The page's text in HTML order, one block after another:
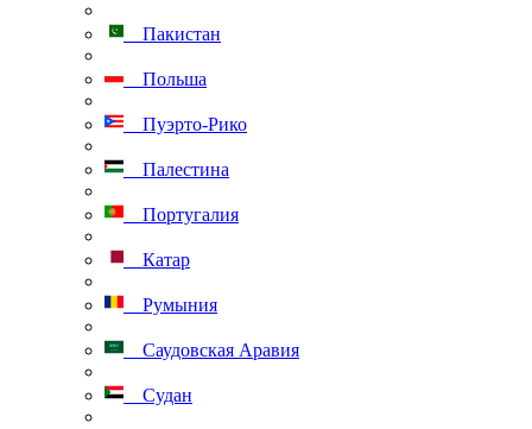
Пакистан
Польша
Пуэрто-Рико
Палестина
Португалия
Катар
Румыния
Саудовская Аравия
Судан